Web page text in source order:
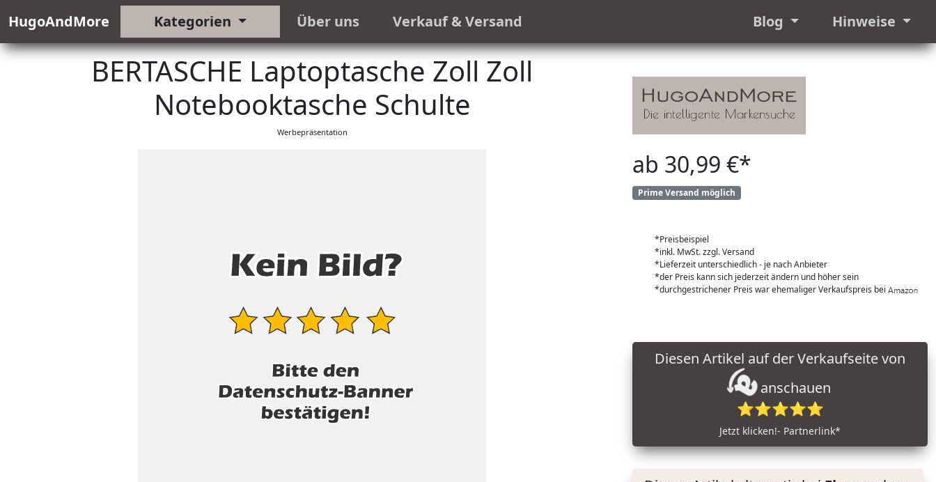
HugoAndMore Kategorien Über uns Verkauf & Versand Blog Hinweise
BERTASCHE Laptoptasche Zoll Zoll
Notebooktasche Schulte
Werbepräsentation
ab 30,99 €*
Prime Versand möglich
*Preisbeispiel
*inkl. MwSt. zzgl. Versand
*Lieferzeit unterschiedlich - je nach Anbieter
*der Preis kann sich jederzeit ändern und höher sein
*durchgestrichener Preis war ehemaliger Verkaufspreis bei
anschauen
⭐⭐⭐⭐⭐
Jetzt klicken!- Partnerlink*